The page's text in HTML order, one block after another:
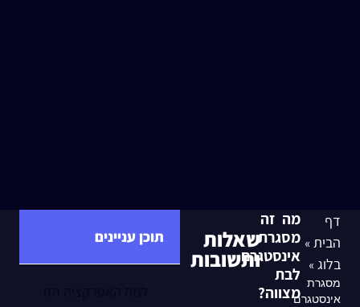
דף
הבית »
בלוג »
מסגרת
אינסטגרם
מה זה
מסגרת
אינסטגרם
לבת
מצווה?
שאלות
ותשובות
תוכן עניינים